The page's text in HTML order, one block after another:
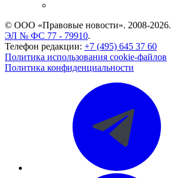
© ООО «Правовые новости». 2008-2026.
ЭЛ № ФС 77 - 79910.
Телефон редакции: +7 (495) 645 37 60
Политика использования cookie-файлов
Политика конфиденциальности